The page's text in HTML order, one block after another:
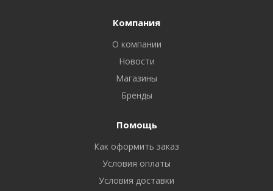
Компания
О компании
Новости
Магазины
Бренды
Помощь
Как оформить заказ
Условия оплаты
Условия доставки